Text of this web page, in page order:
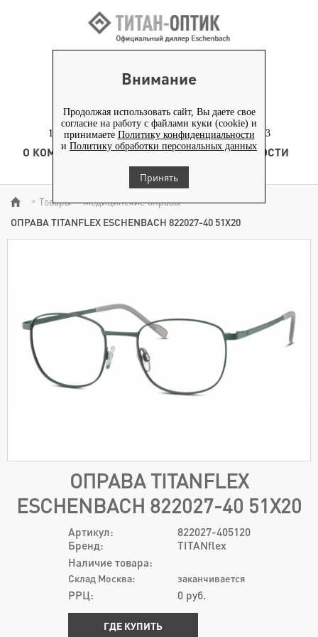
Внимание
Продолжая использовать сайт, Вы даете свое
согласие на работу с файлами куки (cookie) и
принимаете Политику конфиденциальности
и Политику обработки персональных данных
Принять
+7 (495) 653-82-70
117186, г. Москва, Севастопольский проспект, д. 23
О КОМПАНИИ ТОВАРЫ ТЕХНОЛОГИЯ
НОВОСТИ
КОНТЕНТ
> Товары > Медицинские оправы >
ОПРАВА TITANFLEX ESCHENBACH 822027-40 51Х20
ОПРАВА TITANFLEX
ESCHENBACH 822027-40 51Х20
Артикул:
822027-405120
Бренд:
TITANflex
Наличие товара:
Склад Москва: заканчивается
РРЦ: 0 руб.
ГДЕ КУПИТЬ